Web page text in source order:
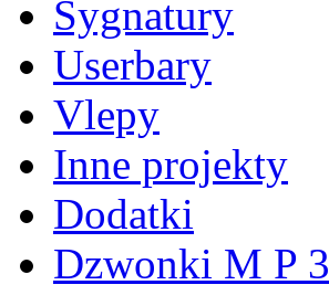
Sygnatury
Userbary
Vlepy
Inne projekty
Dodatki
Dzwonki M P 3